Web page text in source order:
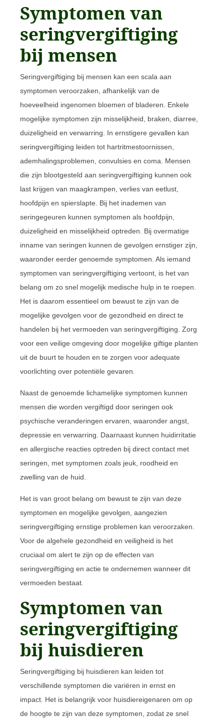
Symptomen van
seringvergiftiging
bij mensen
Seringvergiftiging bij mensen kan een scala aan
symptomen veroorzaken, afhankelijk van de
hoeveelheid ingenomen bloemen of bladeren. Enkele
mogelijke symptomen zijn misselijkheid, braken, diarree,
duizeligheid en verwarring. In ernstigere gevallen kan
seringvergiftiging leiden tot hartritmestoornissen,
ademhalingsproblemen, convulsies en coma. Mensen
die zijn blootgesteld aan seringvergiftiging kunnen ook
last krijgen van maagkrampen, verlies van eetlust,
hoofdpijn en spierslapte. Bij het inademen van
seringegeuren kunnen symptomen als hoofdpijn,
duizeligheid en misselijkheid optreden. Bij overmatige
inname van seringen kunnen de gevolgen ernstiger zijn,
waaronder eerder genoemde symptomen. Als iemand
symptomen van seringvergiftiging vertoont, is het van
belang om zo snel mogelijk medische hulp in te roepen.
Het is daarom essentieel om bewust te zijn van de
mogelijke gevolgen voor de gezondheid en direct te
handelen bij het vermoeden van seringvergiftiging. Zorg
voor een veilige omgeving door mogelijke giftige planten
uit de buurt te houden en te zorgen voor adequate
voorlichting over potentiële gevaren.
Naast de genoemde lichamelijke symptomen kunnen
mensen die worden vergiftigd door seringen ook
psychische veranderingen ervaren, waaronder angst,
depressie en verwarring. Daarnaast kunnen huidirritatie
en allergische reacties optreden bij direct contact met
seringen, met symptomen zoals jeuk, roodheid en
zwelling van de huid.
Het is van groot belang om bewust te zijn van deze
symptomen en mogelijke gevolgen, aangezien
seringvergiftiging ernstige problemen kan veroorzaken.
Voor de algehele gezondheid en veiligheid is het
cruciaal om alert te zijn op de effecten van
seringvergiftiging en actie te ondernemen wanneer dit
vermoeden bestaat.
Symptomen van
seringvergiftiging
bij huisdieren
Seringvergiftiging bij huisdieren kan leiden tot
verschillende symptomen die variëren in ernst en
impact. Het is belangrijk voor huisdiereigenaren om op
de hoogte te zijn van deze symptomen, zodat ze snel